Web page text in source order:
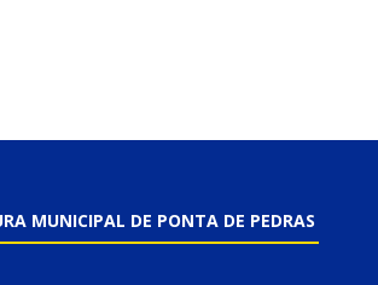
MUNICIPAL DE PONTA DE PEDRAS